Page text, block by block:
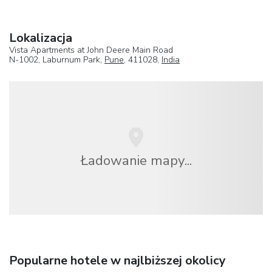
Lokalizacja
Vista Apartments at John Deere Main Road
N-1002, Laburnum Park, Pune, 411028, India
Ładowanie mapy...
Popularne hotele w najlbiższej okolicy